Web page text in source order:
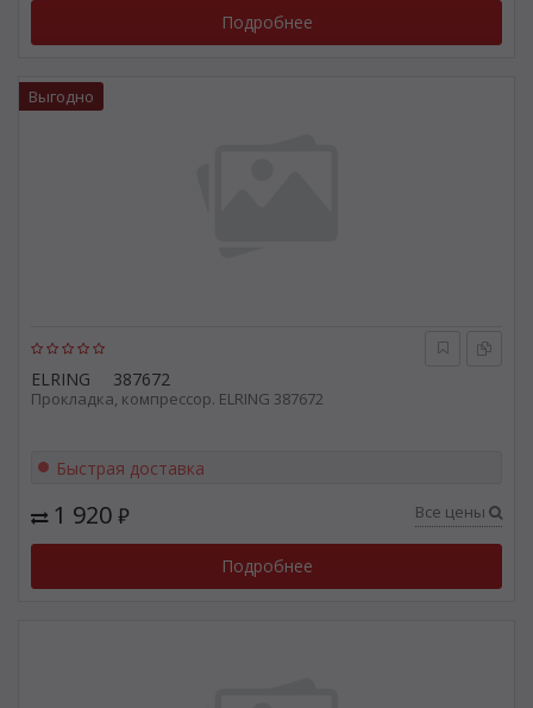
Подробнее
ELRING 387672
Прокладка, компрессор. ELRING 387672
Выгодно
Быстрая доставка
1 920 ₽ Все цены
Подробнее